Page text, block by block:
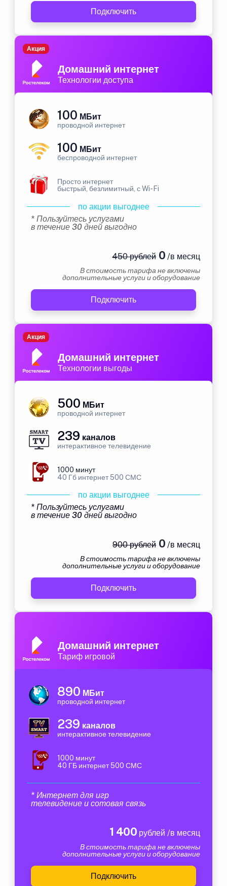
Подключить
Домашний интернет
Технологии доступа
Акция
100 МБит
проводной интернет
100 МБит
беспроводной интернет
Просто интернет
быстрый, безлимитный, с Wi-Fi
по акции выгоднее
* Пользуйтесь услугами
в течение 30 дней выгодно
450 рублей0 /в месяц
В стоимость тарифа не включены
дополнительные услуги и оборудование
Подключить
Домашний интернет
Технологии выгоды
Акция
500 МБит
проводной интернет
239 каналов
интерактивное телевидение
1000 минут
40 Гб интернет 500 СМС
по акции выгоднее
* Пользуйтесь услугами
в течение 30 дней выгодно
900 рублей0 /в месяц
В стоимость тарифа не включены
дополнительные услуги и оборудование
Подключить
Домашний интернет
Тариф игровой
890 МБит
проводной интернет
239 каналов
интерактивное телевидение
1000 минут
40 ГБ интернет 500 СМС
* Интернет для игр
телевидение и сотовая связь
1 400 рублей /в месяц
В стоимость тарифа не включены
дополнительные услуги и оборудование
Подключить